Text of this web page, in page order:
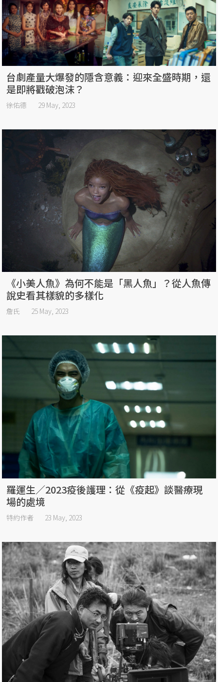
台劇產量大爆發的隱含意義：迎來全盛時期，還
是即將戳破泡沫？
徐佑德 29 May, 2023
《小美人魚》為何不能是「黑人魚」？從人魚傳
說史看其樣貌的多樣化
詹氏 25 May, 2023
羅運生／2023疫後護理：從《疫起》談醫療現
場的處境
特約作者 23 May, 2023